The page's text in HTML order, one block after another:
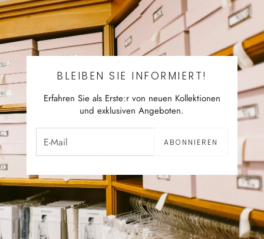
BLEIBEN SIE INFORMIERT!
Erfahren Sie als Erste:r von neuen Kollektionen
und exklusiven Angeboten.
ABONNIEREN